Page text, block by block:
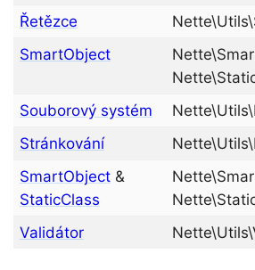
Řetězce
SmartObject
Souborový systém
Stránkování
SmartObject&
StaticClass
Validátor